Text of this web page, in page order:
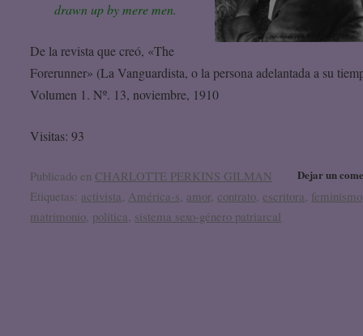
drawn up by mere men.
De la revista que creó, «The
Forerunner» (La Vanguardista, o la persona adelantada a su
Volumen 1. Nº. 13, noviembre, 1910
Visitas: 93
Dejar un
Publicado en CHARLOTTE PERKINS GILMAN
Etiquetas: activista América-s amor,contrato ,escritora feminismo
matrimonio política sistema sexo-género patriarcal